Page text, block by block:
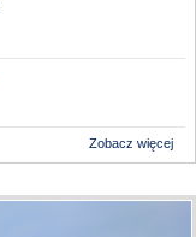
Zobacz więcej